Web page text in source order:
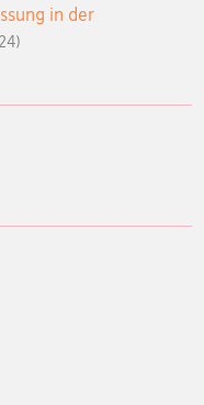
in der